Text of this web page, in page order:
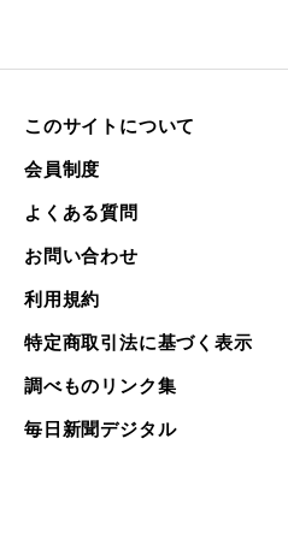
このサイトについて
会員制度
よくある質問
お問い合わせ
利用規約
特定商取引法に基づく表示
調べものリンク集
毎日新聞デジタル